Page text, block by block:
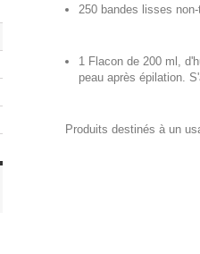
250 bandes lisses
1 Flacon de 200 ml,
peau après épilation.
Produits destinés à un